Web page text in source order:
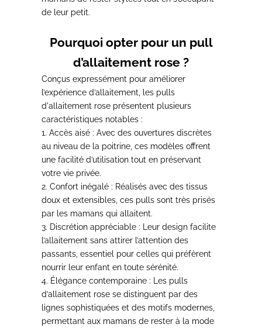
de leur petit.
Pourquoi opter pour un pull
d’allaitement rose ?
Conçus expressément pour améliorer
l’expérience d’allaitement , les pulls
d'allaitement rose présentent plusieurs
caractéristiques notables :
1. Accès aisé : Avec des ouvertures discrètes
au niveau de la poitrine, ces modèles offrent
une facilité d’utilisation tout en préservant
votre vie privée.
2. Confort inégalé : Réalisés avec des tissus
doux et extensibles, ces pulls sont très prisés
par les mamans qui allaitent.
3. Discrétion appréciable : Leur design facilite
l’allaitement sans attirer l’attention des
passants, essentiel pour celles qui préfèrent
nourrir leur enfant en toute sérénité.
4. Élégance contemporaine : Les pulls
d’allaitement rose se distinguent par des
lignes sophistiquées et des motifs modernes,
permettant aux mamans de rester à la mode